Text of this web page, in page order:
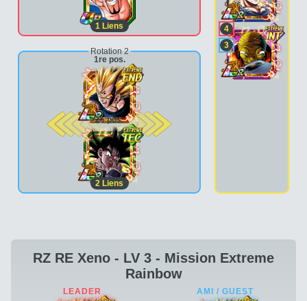
1 Liens
Rotation 2
1re pos.
2e pos.
2 Liens
4
3
RZ RE Xeno - LV 3 - Mission Extreme
Rainbow